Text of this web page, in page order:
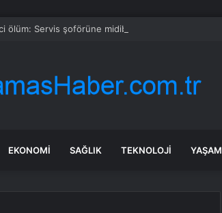
ölüm: Servis şoförüne midibüs çarptı
EKONOMI SAĞLIK TEKNOLOJI YAŞAM